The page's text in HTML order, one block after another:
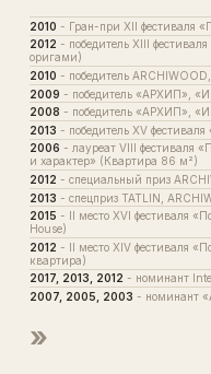
2010 - Гран-при XII фестиваля
2012 - победитель XIII
оригами)
2010 - победитель
2009 - победитель «АРХИП»,
2008 - победитель «АРХИП»,
2013 - победитель XV
2006 - лауреат VIII фестиваля
и характер» (Квартира 86 м²)
2012 - специальный приз
2013 - спецприз TATLIN,
2015 - II место XVI фестиваля
House)
2012 - II место XIV фестиваля
квартира)
2017, 2013, 2012 - номинант
2007, 2005, 2003 - номинант
»